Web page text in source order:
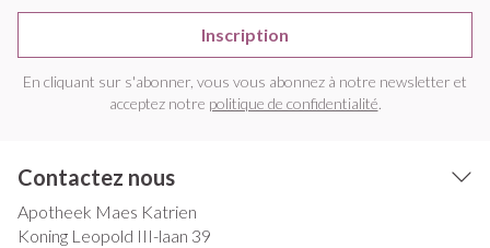
Inscription
En cliquant sur s'abonner, vous vous abonnez à notre newsletter et
acceptez notre politique de confidentialité.
Contactez nous
Apotheek Maes Katrien
Koning Leopold III-laan 39